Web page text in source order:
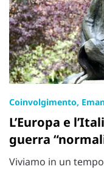
Coinvolgimento,
L’Europa e
guerra
Viviamo in un